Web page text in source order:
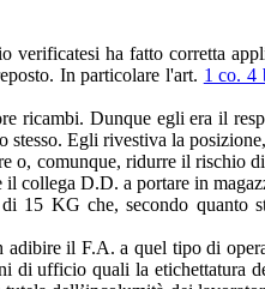
ha fatto corretta
In particolare l'art. 1 co. 4
ricambi. Dunque egli era il
stesso. Egli rivestiva la
comunque, ridurre il rischio
collega D.D. a portare in
15 KG che, secondo quanto
il F.A. a quel tipo di
di ufficio quali la etichettatura